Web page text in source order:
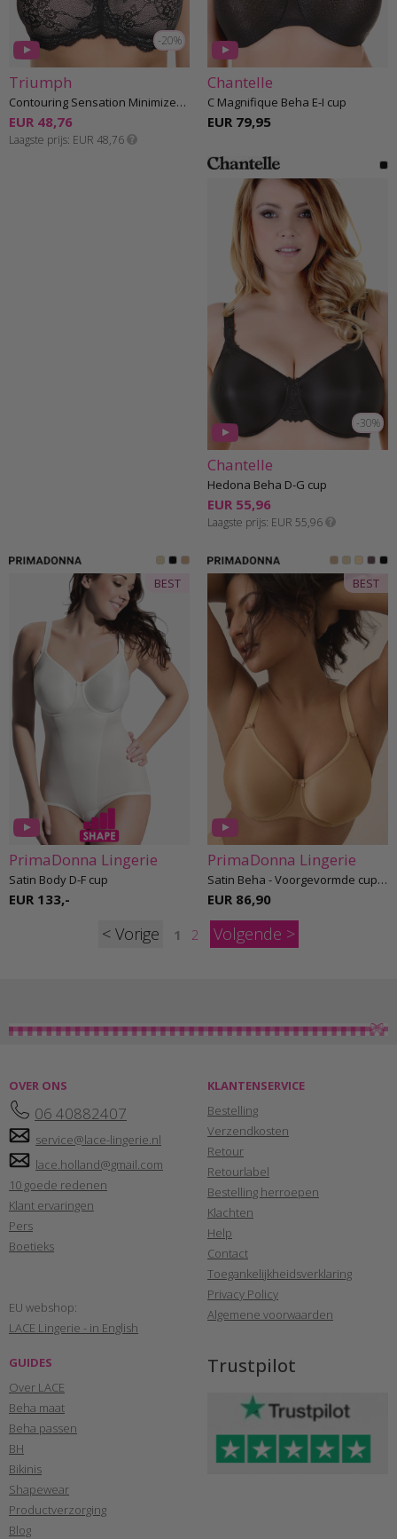
-20%
Triumph
Contouring Sensation Minimizer Beha E-G cup
EUR 48,76
Laagste prijs EUR 48,76
Chantelle
C Magnifique Beha E-I cup
EUR 79,95
-30%
Chantelle
Hedona Beha D-G cup
EUR 55,96
Laagste prijs EUR 55,96
BEST
PrimaDonna Lingerie
Satin Body D-F cup
EUR 133,-
BEST
PrimaDonna Lingerie
Satin Beha - Voorgevormde cups D-H cup
EUR 86,90
< 1 2 >
OVER ONS
06 40882407
service@lace-lingerie.nl
lace.holland@gmail.com
10 goede redenen
Klant ervaringen
Pers
Boetieks
EU webshop:
LACE Lingerie - in English
KLANTENSERVICE
Bestelling
Verzendkosten
Retour
Retourlabel
Bestelling herroepen
Klachten
Help
Contact
Toegankelijkheidsverklaring
Privacy Policy
Algemene voorwaarden
GUIDES
Over LACE
Beha maat
Beha passen
BH
Bikinis
Shapewear
Productverzorging
Blog
Trustpilot